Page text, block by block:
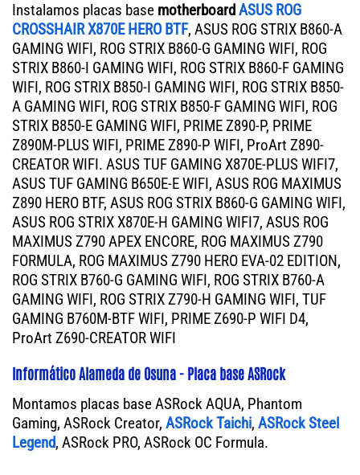
Instalamos placas base motherboardASUS ROG
CROSSHAIR X870E HERO BTF, ASUS ROG STRIX B860-A
GAMING WIFI, ROG STRIX B860-G GAMING WIFI, ROG
STRIX B860-I GAMING WIFI, ROG STRIX B860-F GAMING
WIFI, ROG STRIX B850-I GAMING WIFI, ROG STRIX B850-
A GAMING WIFI, ROG STRIX B850-F GAMING WIFI, ROG
STRIX B850-E GAMING WIFI, PRIME Z890-P, PRIME
Z890M-PLUS WIFI, PRIME Z890-P WIFI, ProArt Z890-
CREATOR WIFI. ASUS TUF GAMING X870E-PLUS WIFI7,
ASUS TUF GAMING B650E-E WIFI, ASUS ROG MAXIMUS
Z890 HERO BTF, ASUS ROG STRIX B860-G GAMING WIFI,
ASUS ROG STRIX X870E-H GAMING WIFI7, ASUS ROG
MAXIMUS Z790 APEX ENCORE, ROG MAXIMUS Z790
FORMULA, ROG MAXIMUS Z790 HERO EVA-02 EDITION,
ROG STRIX B760-G GAMING WIFI, ROG STRIX B760-A
GAMING WIFI, ROG STRIX Z790-H GAMING WIFI, TUF
GAMING B760M-BTF WIFI, PRIME Z690-P WIFI D4,
ProArt Z690-CREATOR WIFI
Informático Alameda de Osuna - Placa base ASRock
Montamos placas base ASRock AQUA, Phantom
Gaming, ASRock Creator, ASRock Taichi, ASRock Steel
Legend, ASRock PRO, ASRock OC Formula.